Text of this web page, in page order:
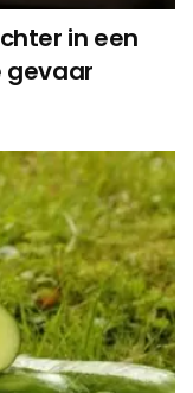
in een
gevaar